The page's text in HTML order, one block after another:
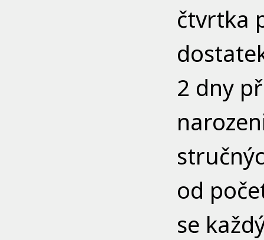
čtvrtka
2 dny
od
se